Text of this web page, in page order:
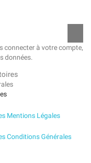
connecter à votre compte,
données.
Mentions Légales
Conditions Générales